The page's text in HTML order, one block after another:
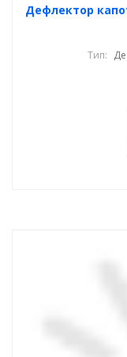
Дефлектор
Тип: